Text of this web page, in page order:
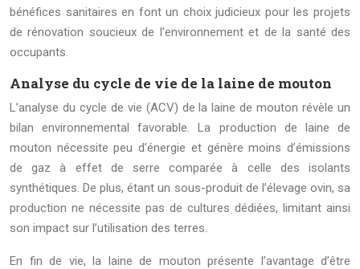
bénéfices sanitaires en font un choix judicieux pour les projets
de rénovation soucieux de l’environnement et de la santé des
occupants.
Analyse du cycle de vie de la laine de mouton
L’analyse du cycle de vie (ACV) de la laine de mouton révèle un
bilan environnemental favorable. La production de laine de
mouton nécessite peu d’énergie et génère moins d’émissions
de gaz à effet de serre comparée à celle des isolants
synthétiques. De plus, étant un sous-produit de l’élevage ovin, sa
production ne nécessite pas de cultures dédiées, limitant ainsi
son impact sur l’utilisation des terres.
En fin de vie, la laine de mouton présente l’avantage d’être